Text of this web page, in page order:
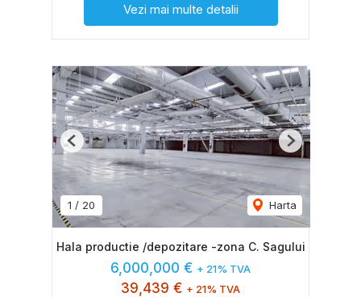
Vezi mai multe detalii
1 / 20 Harta
Previous Next
Hala productie /depozitare -zona C. Sagului
6,000,000 € + 21% TVA
39,439 € + 21% TVA